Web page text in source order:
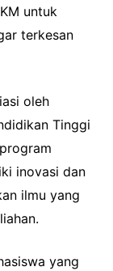
untuk
terkesan
oleh
Tinggi
inovasi dan
ilmu yang
yang